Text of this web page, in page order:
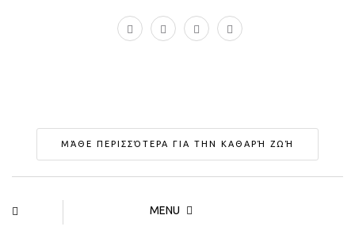
ΜΆΘΕ ΠΕΡΙΣΣΌΤΕΡΑ ΓΙΑ ΤΗΝ ΚΑΘΑΡΉ ΖΩΉ
MENU